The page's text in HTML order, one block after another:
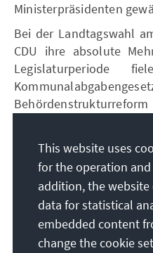
Ministerpräsidenten
Bei der Landtagswahl
CDU ihre absolute
Legislaturperiode
schweren Skiunfall
ums Leben kam. Er
und fiel für größere
Landtagswahlkampfes
Kritik wegen seines
Medien auf sich zog.
This website uses
for the operation
addition, the
data for statistical
embedded content
change the cookie